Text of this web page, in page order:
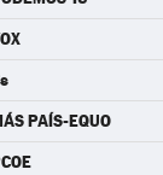
PAÍS-EQUO